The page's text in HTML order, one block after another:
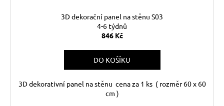
3D dekorační panel na stěnu S03
4-6 týdnů
846 Kč
DO KOŠÍKU
3D dekorativní panel na stěnu cena za 1 ks ( rozměr 60 x 60
cm )